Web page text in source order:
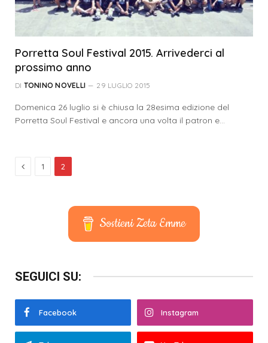
Porretta Soul Festival 2015. Arrivederci al
prossimo anno
DI TONINO NOVELLI 29 LUGLIO 2015
Domenica 26 luglio si è chiusa la 28esima edizione del
Porretta Soul Festival e ancora una volta il patron e…
Precedente
1 2
Sostieni Zeta Emme
SEGUICI SU:
Facebook Instagram